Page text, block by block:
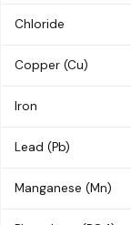
Chloride
Copper (Cu)
Iron
Lead (Pb)
Manganese (Mn)